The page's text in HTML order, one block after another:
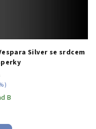
Silver se srdcem
B